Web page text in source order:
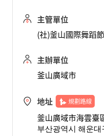
主管單位
(社)釜山國際舞蹈
主辦單位
釜山廣域市
地址 規劃路線
釜山廣域市海雲臺
부산광역시 해운